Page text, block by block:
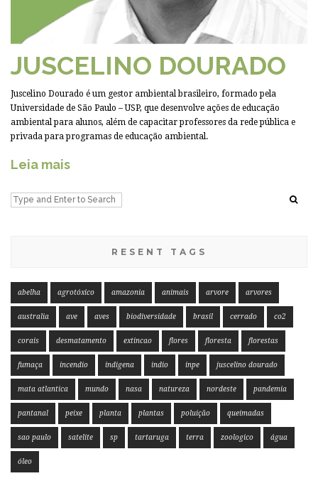
JUSCELINO DOURADO
Juscelino Dourado é um gestor ambiental brasileiro, formado pela
Universidade de São Paulo – USP, que desenvolve ações de educação
ambiental para alunos, além de capacitar professores da rede pública e
privada para programas de educação ambiental.
Leia mais
RESENT TAGS
abelha agrotóxico amazonia animais arvore arvores
australia ave aves biodiversidade brasil cerrado co2
corais desmatamento extincao flores floresta florestas
fumaça incendio indigena indio inpe juscelino dourado
mata atlantica mundo nasa natureza nordeste pandemia
pantanal peixe planta plantas poluição queimadas
sao paulo satelite sp tartaruga terra zoologico água
óleo